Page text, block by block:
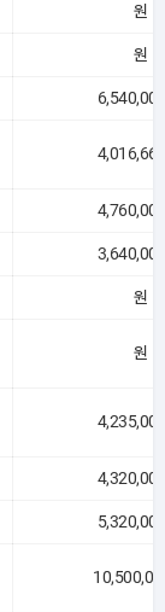
원
원
원
원